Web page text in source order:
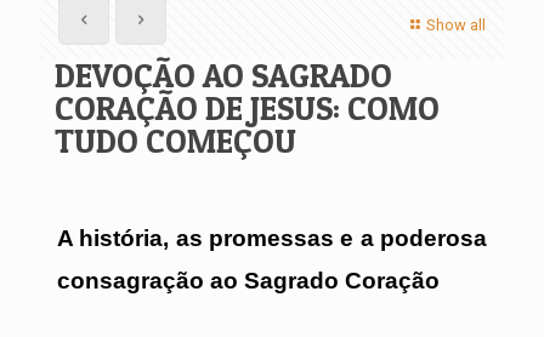
Show all
DEVOÇÃO AO SAGRADO
CORAÇÃO DE JESUS: COMO
TUDO COMEÇOU
A história, as promessas e a poderosa
consagração ao Sagrado Coração